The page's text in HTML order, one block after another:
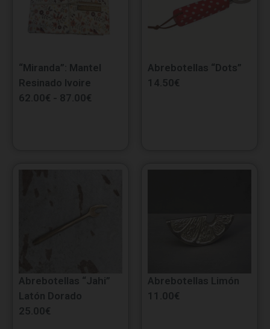
“Miranda”: Mantel
Resinado Ivoire
62.00€ - 87.00€
Abrebotellas “Dots”
14.50€
Abrebotellas “Jahi”
Latón Dorado
25.00€
Abrebotellas Limón
11.00€